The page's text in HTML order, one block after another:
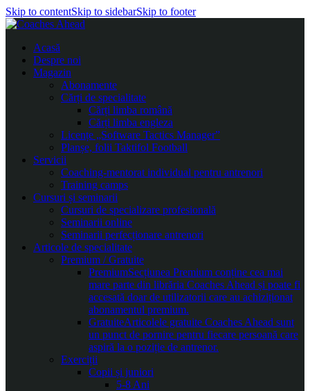
Skip to contentSkip to sidebarSkip to footer
Acasă
Despre noi
Magazin
Abonamente
Cărți de specialitate
Cărți limba română
Cărți limba engleza
Licențe „Software Tactics Manager”
Planșe, folii Taktifol Football
Servicii
Coaching-mentorat individual pentru antrenori
Training camps
Cursuri și seminarii
Cursuri de specializare profesională
Seminarii online
Seminarii perfecționare antrenori
Articole de specialitate
Premium / Gratuite
PremiumSecțiunea Premium conține cea mai
mare parte din librăria Coaches Ahead și poate fi
accesată doar de utilizatorii care au achiziționat
abonamentul premium.
GratuiteArticolele gratuite Coaches Ahead sunt
un punct de pornire pentru fiecare persoană care
aspiră la o poziție de antrenor.
Exerciții
Copii și juniori
5-8 Ani